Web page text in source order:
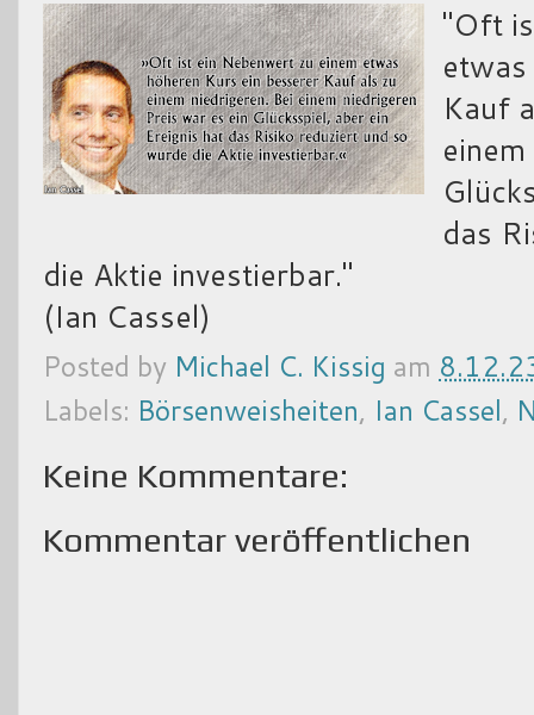
"Oft
Kauf
das
die Aktie investierbar."
(Ian Cassel)
Posted by Michael C. Kissig am
Labels: Börsenweisheiten, Ian Cassel,
Keine Kommentare:
Kommentar veröffentlichen